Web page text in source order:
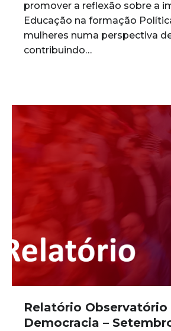
promover a reflexão sobre a
Educação na formação
mulheres numa perspectiva
contribuindo…
Relatório Observatório
Democracia –